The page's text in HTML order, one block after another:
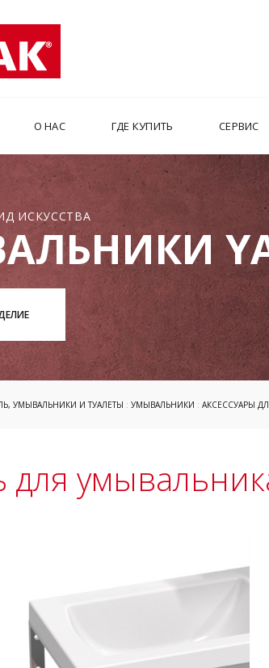
О НАС ГДЕ КУПИТЬ СЕРВИС
ИСКУССТВА
УМЫВАЛЬНИКИ И ТУАЛЕТЫ : УМЫВАЛЬНИКИ : АКСЕССУАРЫ
для